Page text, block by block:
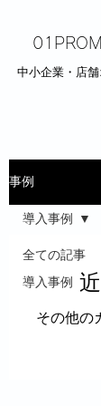
中小企業・店
事例
全ての記事
導入事例
導入事例
その他の